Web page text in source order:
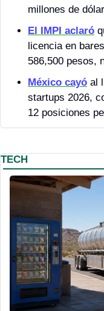
millones de
El IMPI aclaró
licencia en
586,500 pesos,
México cayó al
startups 2026,
12 posiciones
TECH